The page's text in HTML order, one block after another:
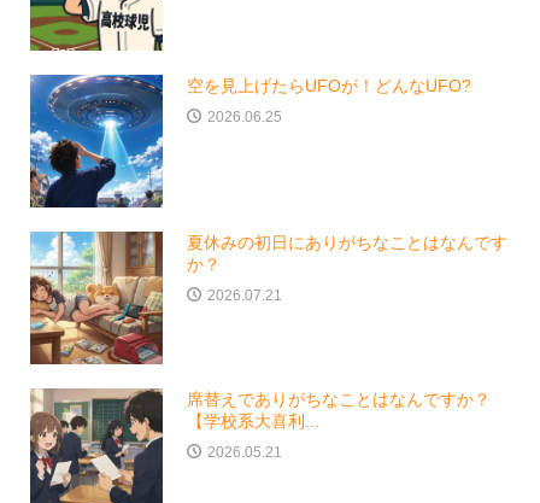
空を見上げたらUFOが！どんなUFO?
2026.06.25
夏休みの初日にありがちなことはなんです
か？
2026.07.21
席替えでありがちなことはなんですか？
【学校系大喜利...
2026.05.21